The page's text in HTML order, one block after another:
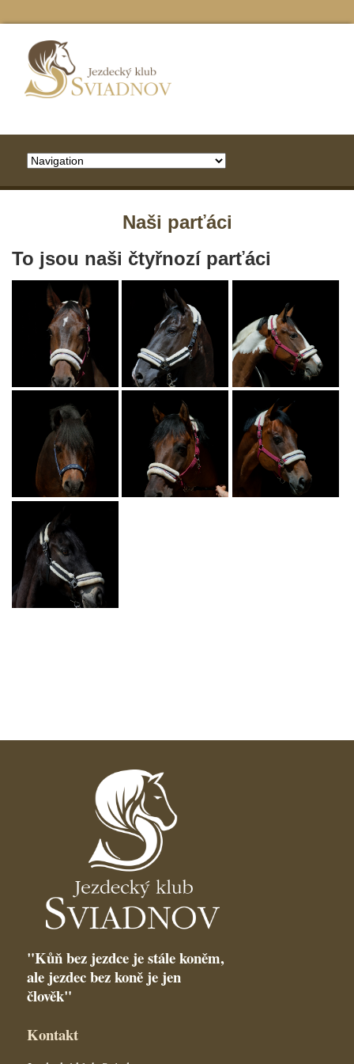
Naši parťáci
To jsou naši čtyřnozí parťáci
EIBI SEDUCTOR EBONY
ŠERBÍK MORESKA BLACK
ROBIN
"Kůň bez jezdce je stále koněm,
ale jezdec bez koně je jen
člověk"
Kontakt